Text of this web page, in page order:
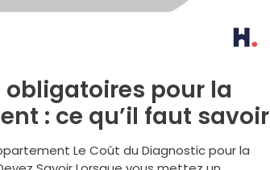
pour la
: ce qu’il faut savoir
Le Coût du Diagnostic pour la